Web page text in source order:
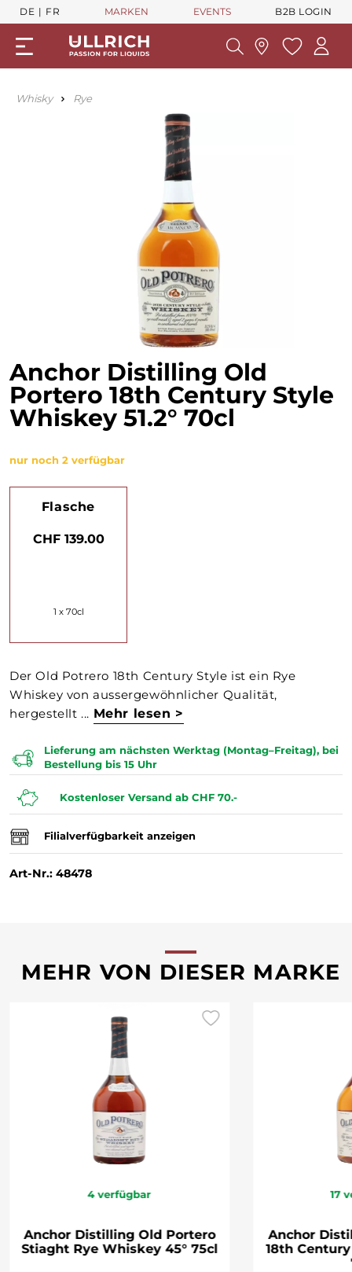
DE FR MARKEN EVENTS B2B LOGIN
Whisky Rye
Anchor Distilling Old
Portero 18th Century Style
Whiskey 51.2° 70cl
nur noch 2 verfügbar
Flasche
CHF 139.00
1 x 70cl
Der Old Potrero 18th Century Style ist ein Rye
Whiskey von aussergewöhnlicher Qualität,
hergestellt ... Mehr lesen >
Lieferung am nächsten Werktag (Montag–Freitag), bei
Bestellung bis 15 Uhr
Kostenloser Versand ab CHF 70.-
Filialverfügbarkeit anzeigen
Art-Nr.: 48478
MEHR VON DIESER MARKE
4 verfügbar
Anchor Distilling Old Portero
Stiaght Rye Whiskey 45° 75cl
17
Anchor
18th